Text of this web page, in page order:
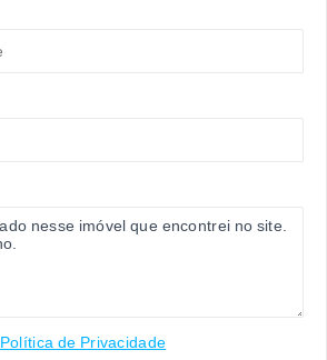
Política de Privacidade